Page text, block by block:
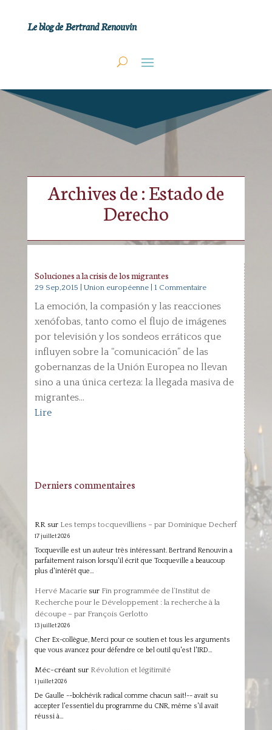
Le blog de Bertrand Renouvin
Archives de : Estado de
Derecho
Soluciones a la crisis de los migrantes
29 Sep,2015 Union européenne| 1 Commentaire
La emoción, la compasión y las reacciones
xenófobas, tanto como el flujo de imágenes
por televisión y los sondeos erráticos que
influyen sobre la “comunicación” de las
gobernanzas de la Unión Europea no llevan
sino a una única certeza: la llegada masiva de
migrantes...
Lire
Derniers commentaires
RRsur Les temps tocquevilliens – par Dominique Decherf
17 juillet 2026
Tocqueville est un auteur très intéressant. Bertrand Renouvin a
parfaitement raison lorsqu'il écrit que Tocqueville a beaucoup
plus d'intérêt que…
Hervé Macariesur Fin programmée de l’Institut de
Recherche pour le Développement : la recherche à la
découpe – par François Gerlotto
13 juillet 2026
Cher Ex-collègue, Merci pour ce soutien et tous les arguments
que vous avancez pour défendre ce bel outil qu'est l'IRD…
Méc-créantsur Révolution et légitimité
1 juillet 2026
De Gaulle --bolchévik radical comme chacun sait!-- avait su
accepter l'essentiel du programme du CNR, même s'il avait
réussi à…